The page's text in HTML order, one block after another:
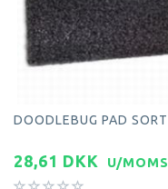
DOODLEBUG PAD SORT
28,61 DKK U/MOMS